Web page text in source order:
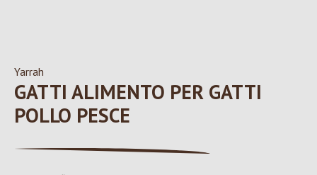
Yarrah
GATTI ALIMENTO PER GATTI
POLLO PESCE